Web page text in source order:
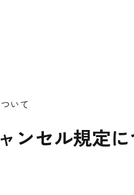
いて
ンセル規定